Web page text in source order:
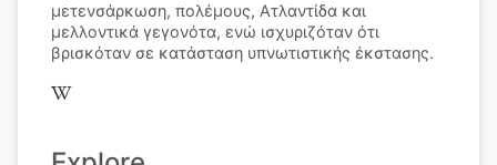
μετενσάρκωση, πολέμους, Ατλαντίδα και
μελλοντικά γεγονότα, ενώ ισχυριζόταν ότι
βρισκόταν σε κατάσταση υπνωτιστικής έκστασης.